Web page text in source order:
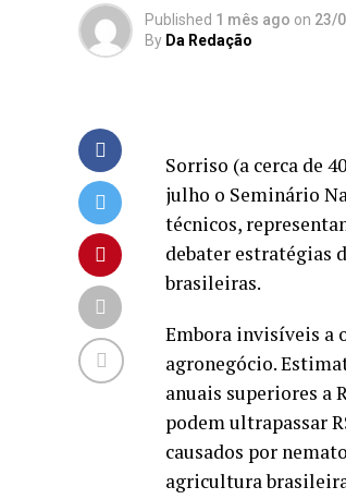
Published 1 mês ago on 23/
By Da Redação
Sorriso (a cerca de
julho o Seminário
técnicos,
debater estratégias
brasileiras.
Embora invisíveis a
agronegócio.
anuais superiores a
podem ultrapassar
causados por
agricultura